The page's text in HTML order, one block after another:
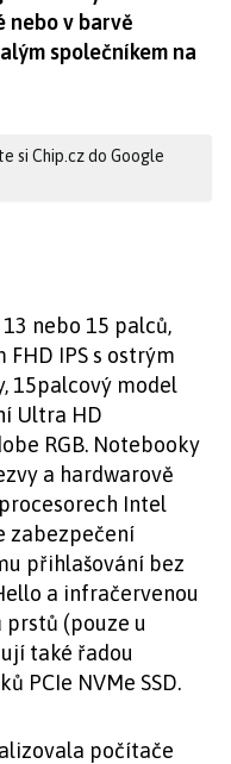
nebo v barvě
společníkem na
si Chip.cz do Google
nebo 15 palců,
IPS s ostrým
15palcový model
Ultra HD
RGB. Notebooky
a hardwarově
Intel
zabezpečení
přihlašování bez
a infračervenou
(pouze u
také řadou
PCIe NVMe SSD.
počítače